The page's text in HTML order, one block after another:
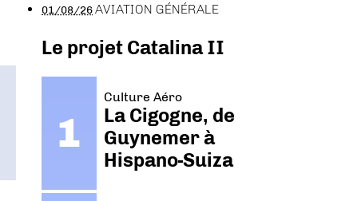
01/08/26AVIATION GÉNÉRALE
Le projet Catalina II
Culture Aéro
La Cigogne, de
Guynemer à
Hispano-Suiza